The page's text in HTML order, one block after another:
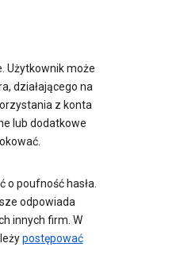
Użytkownik może
działającego na
z konta
lub dodatkowe
o poufność hasła.
odpowiada
innych firm. W
postępować